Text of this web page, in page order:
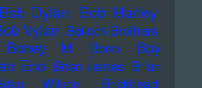
Bob Dylan Bob Marley
Vylan Bollock Brothers
Boney M Bono
Boy
Eno Brian James Brian
Wilson Brickhead